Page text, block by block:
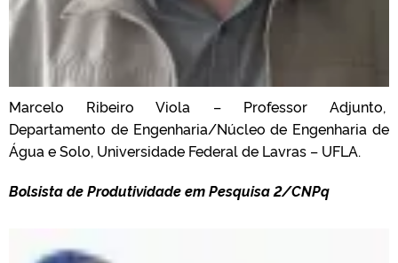
Marcelo Ribeiro Viola – Professor Adjunto,
Departamento de Engenharia/Núcleo de Engenharia de
Água e Solo, Universidade Federal de Lavras – UFLA.
Bolsista de Produtividade em Pesquisa 2/CNPq